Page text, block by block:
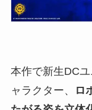
本作で新生DC
ャラクター、
ロ